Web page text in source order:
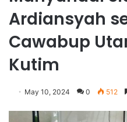
Ardiansyah
Cawabup
Kutim
May 10, 2024 0 512